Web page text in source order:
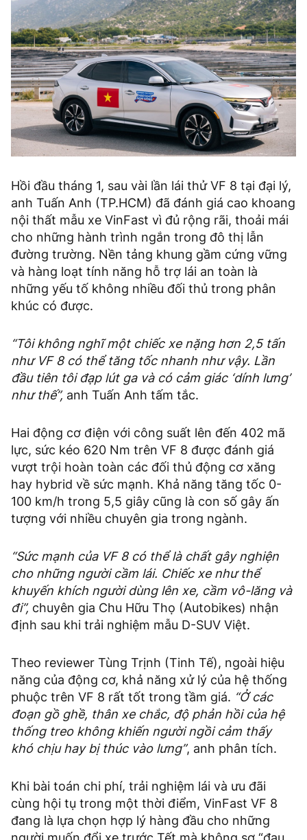
Hồi đầu tháng 1, sau vài lần lái thử VF 8 tại đại lý,
anh Tuấn Anh (TP.HCM) đã đánh giá cao khoang
nội thất mẫu xe VinFast vì đủ rộng rãi, thoải mái
cho những hành trình ngắn trong đô thị lẫn
đường trường. Nền tảng khung gầm cứng vững
và hàng loạt tính năng hỗ trợ lái an toàn là
những yếu tố không nhiều đối thủ trong phân
khúc có được.
“Tôi không nghĩ một chiếc xe nặng hơn 2,5 tấn
như VF 8 có thể tăng tốc nhanh như vậy. Lần
đầu tiên tôi đạp lút ga và có cảm giác ‘dính lưng’
như thế”, anh Tuấn Anh tấm tắc.
Hai động cơ điện với công suất lên đến 402 mã
lực, sức kéo 620 Nm trên VF 8 được đánh giá
vượt trội hoàn toàn các đối thủ động cơ xăng
hay hybrid về sức mạnh. Khả năng tăng tốc 0-
100 km/h trong 5,5 giây cũng là con số gây ấn
tượng với nhiều chuyên gia trong ngành.
“Sức mạnh của VF 8 có thể là chất gây nghiện
cho những người cầm lái. Chiếc xe như thể
khuyến khích người dùng lên xe, cầm vô-lăng và
đi”, chuyên gia Chu Hữu Thọ (Autobikes) nhận
định sau khi trải nghiệm mẫu D-SUV Việt.
Theo reviewer Tùng Trịnh (Tinh Tế), ngoài hiệu
năng của động cơ, khả năng xử lý của hệ thống
phuộc trên VF 8 rất tốt trong tầm giá. “Ở các
đoạn gồ ghề, thân xe chắc, độ phản hồi của hệ
thống treo không khiến người ngồi cảm thấy
khó chịu hay bị thúc vào lưng”, anh phân tích.
Khi bài toán chi phí, trải nghiệm lái và ưu đãi
cùng hội tụ trong một thời điểm, VinFast VF 8
đang là lựa chọn hợp lý hàng đầu cho những